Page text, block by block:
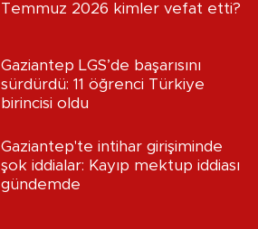
Temmuz 2026 kimler vefat etti?
Gaziantep LGS’de başarısını
sürdürdü: 11 öğrenci Türkiye
birincisi oldu
Gaziantep'te intihar girişiminde
şok iddialar: Kayıp mektup iddiası
gündemde